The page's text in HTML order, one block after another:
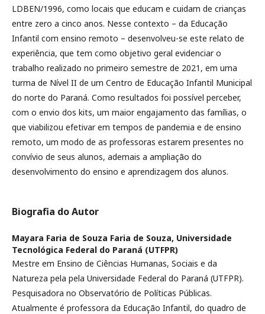
LDBEN/1996, como locais que educam e cuidam de crianças
entre zero a cinco anos. Nesse contexto – da Educação
Infantil com ensino remoto – desenvolveu-se este relato de
experiência, que tem como objetivo geral evidenciar o
trabalho realizado no primeiro semestre de 2021, em uma
turma de Nível II de um Centro de Educação Infantil Municipal
do norte do Paraná. Como resultados foi possível perceber,
com o envio dos kits, um maior engajamento das famílias, o
que viabilizou efetivar em tempos de pandemia e de ensino
remoto, um modo de as professoras estarem presentes no
convívio de seus alunos, ademais a ampliação do
desenvolvimento do ensino e aprendizagem dos alunos.
Biografia do Autor
Mayara Faria de Souza Faria de Souza, Universidade
Tecnológica Federal do Paraná (UTFPR)
Mestre em Ensino de Ciências Humanas, Sociais e da
Natureza pela pela Universidade Federal do Paraná (UTFPR).
Pesquisadora no Observatório de Políticas Públicas.
Atualmente é professora da Educação Infantil, do quadro de